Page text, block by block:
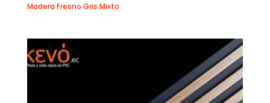
Madera Fresno Gris Mixto